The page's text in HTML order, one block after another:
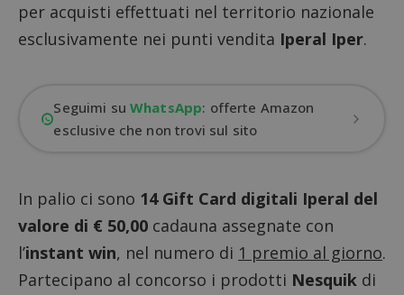
per acquisti effettuati nel territorio nazionale
esclusivamente nei punti vendita Iperal Iper.
Seguimi suWhatsApp: offerte Amazon
esclusive che non trovi sul sito
In palio ci sono 14 Gift Card digitali Iperal del
valore di € 50,00 cadauna assegnate con
l’instant win, nel numero di 1 premio al giorno.
Partecipano al concorso i prodotti Nesquik di